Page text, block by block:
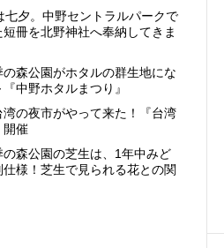
七夕。中野セントラルパークで
冊を北野神社へ奉納してきま
の森公園がホタルの群生地にな
中野ホタルまつり』
湾の夜市がやって来た！『台湾
開催
の森公園の芝生は、1年中みど
仕様！芝生で見られる花との関